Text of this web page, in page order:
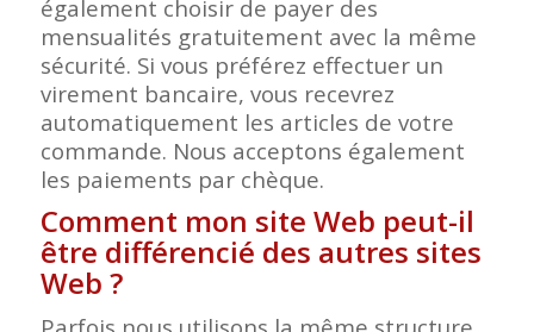
également choisir de payer des
mensualités gratuitement avec la même
sécurité. Si vous préférez effectuer un
virement bancaire, vous recevrez
automatiquement les articles de votre
commande. Nous acceptons également
les paiements par chèque.
Comment mon site Web peut-il
être différencié des autres sites
Web ?